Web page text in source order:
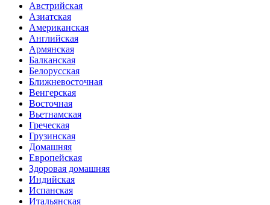
Австрийская
Азиатская
Американская
Английская
Армянская
Балканская
Белорусская
Ближневосточная
Венгерская
Восточная
Вьетнамская
Греческая
Грузинская
Домашняя
Европейская
Здоровая домашняя
Индийская
Испанская
Итальянская